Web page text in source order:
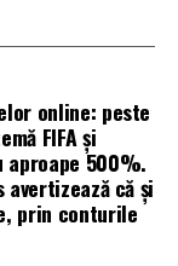
cu
cu ce sunt
că domeniul ei
concepte.
sănătate.
potriviți
și nume.
online: peste
FIFA și
aproape 500%.
avertizează că și
prin conturile